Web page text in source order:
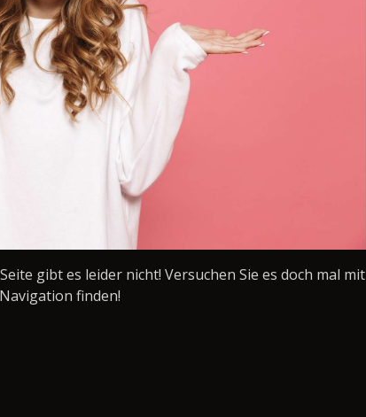
gibt es leider nicht! Versuchen Sie es doch mal mit
finden!